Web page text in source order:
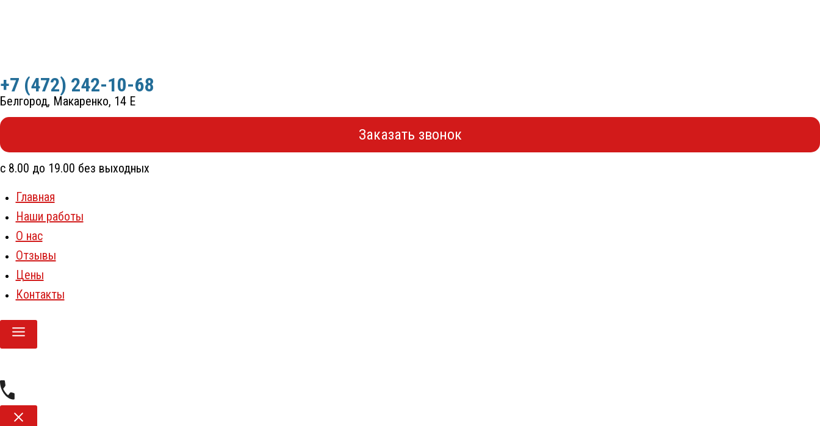
+7 (472) 242-10-68
Белгород, Макаренко, 14 Е
Заказать звонок
с 8.00 до 19.00 без выходных
Главная
Наши работы
О нас
Отзывы
Цены
Контакты